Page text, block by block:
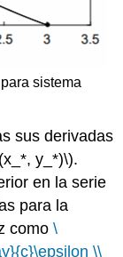
sistema
sus derivadas
y_*)\).
en la serie
para la
como\
\\